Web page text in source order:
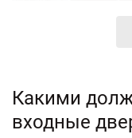
Какими
входные